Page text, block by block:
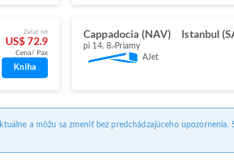
Začať od
US$ 72.9
Cena/ Pax
Kniha
Cappadocia (NAV) Istanbul
pi 14. 8. Priamy
AJet
a môžu sa zmeniť bez predchádzajúceho upozornenia.